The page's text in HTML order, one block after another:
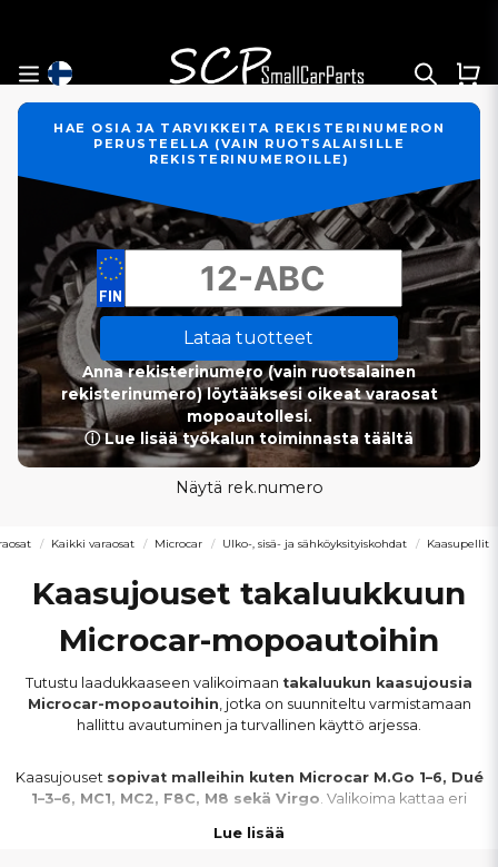
HAE OSIA JA TARVIKKEITA REKISTERINUMERON
PERUSTEELLA (VAIN RUOTSALAISILLE
REKISTERINUMEROILLE)
Lataa tuotteet
Anna rekisterinumero (vain ruotsalainen
rekisterinumero) löytääksesi oikeat varaosat
mopoautollesi.
ⓘ Lue lisää työkalun toiminnasta täältä
Näytä rek.numero
Kaikki varaosat Microcar Ulko-, sisä- ja sähköyksityiskohdat Kaasupellit
Kaasujouset takaluukkuun
Microcar-mopoautoihin
Tutustu laadukkaaseen valikoimaan takaluukun kaasujousia
Microcar-mopoautoihin, jotka on suunniteltu varmistamaan
hallittu avautuminen ja turvallinen käyttö arjessa.
Kaasujouset sopivat malleihin kuten Microcar M.Go 1–6, Dué
1–3–6, MC1, MC2, F8C, M8 sekä Virgo. Valikoima kattaa eri
Lue lisää